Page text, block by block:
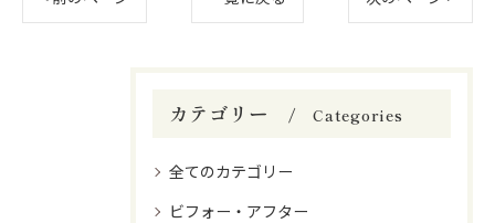
カテゴリー Categories
全てのカテゴリー
ビフォー・アフター